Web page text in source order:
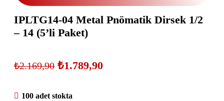
IPLTG14-04 Metal Pnömatik Dirsek 1/2
– 14 (5’li Paket)
₺2.169,90 ₺1.789,90
100 adet stokta